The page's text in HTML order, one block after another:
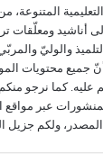
التعليمية المتنوعة،
أناشيد ومعلّقات
والوليّ
أنّ جميع محتويات
عليه. كما نرجو
عبر مواقع
ولكم جزيل